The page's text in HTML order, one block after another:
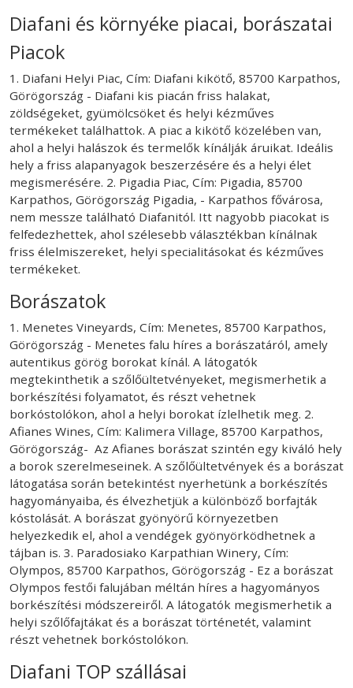
Diafani és környéke piacai, borászatai
Piacok
1. Diafani Helyi Piac, Cím: Diafani kikötő, 85700 Karpathos,
Görögország - Diafani kis piacán friss halakat,
zöldségeket, gyümölcsöket és helyi kézműves
termékeket találhattok. A piac a kikötő közelében van,
ahol a helyi halászok és termelők kínálják áruikat. Ideális
hely a friss alapanyagok beszerzésére és a helyi élet
megismerésére. 2. Pigadia Piac, Cím: Pigadia, 85700
Karpathos, Görögország Pigadia, - Karpathos fővárosa,
nem messze található Diafanitól. Itt nagyobb piacokat is
felfedezhettek, ahol szélesebb választékban kínálnak
friss élelmiszereket, helyi specialitásokat és kézműves
termékeket.
Borászatok
1. Menetes Vineyards, Cím: Menetes, 85700 Karpathos,
Görögország - Menetes falu híres a borászatáról, amely
autentikus görög borokat kínál. A látogatók
megtekinthetik a szőlőültetvényeket, megismerhetik a
borkészítési folyamatot, és részt vehetnek
borkóstolókon, ahol a helyi borokat ízlelhetik meg. 2.
Afianes Wines, Cím: Kalimera Village, 85700 Karpathos,
Görögország- Az Afianes borászat szintén egy kiváló hely
a borok szerelmeseinek. A szőlőültetvények és a borászat
látogatása során betekintést nyerhetünk a borkészítés
hagyományaiba, és élvezhetjük a különböző borfajták
kóstolását. A borászat gyönyörű környezetben
helyezkedik el, ahol a vendégek gyönyörködhetnek a
tájban is. 3. Paradosiako Karpathian Winery, Cím:
Olympos, 85700 Karpathos, Görögország - Ez a borászat
Olympos festői falujában méltán híres a hagyományos
borkészítési módszereiről. A látogatók megismerhetik a
helyi szőlőfajtákat és a borászat történetét, valamint
részt vehetnek borkóstolókon.
Diafani TOP szállásai